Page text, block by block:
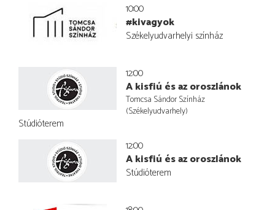
10:00
#kivagyok
Székelyudvarhelyi színház
12:00
A kisfiú és az oroszlánok
Tomcsa Sándor Színház
(Székelyudvarhely)
Stúdióterem
12:00
A kisfiú és az oroszlánok
Stúdióterem